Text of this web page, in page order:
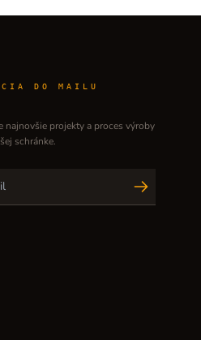
DO MAILU
najnovšie projekty a proces výroby
schránke.